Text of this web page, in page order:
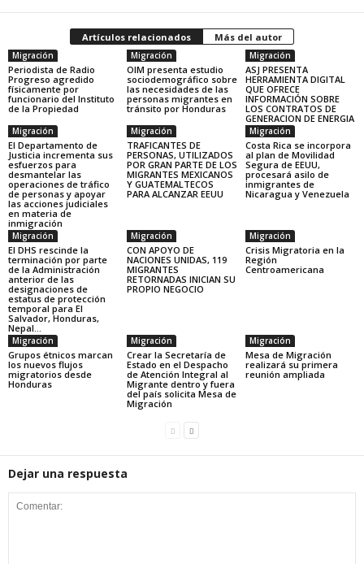
Artículos relacionados Más del autor
Migración
Periodista de Radio
Progreso agredido
físicamente por
funcionario del Instituto
de la Propiedad
Migración
OIM presenta estudio
sociodemográfico sobre
las necesidades de las
personas migrantes en
tránsito por Honduras
Migración
ASJ PRESENTA
HERRAMIENTA DIGITAL
QUE OFRECE
INFORMACIÓN SOBRE
LOS CONTRATOS DE
GENERACION DE ENERGIA
Migración
El Departamento de
Justicia incrementa sus
esfuerzos para
desmantelar las
operaciones de tráfico
de personas y apoyar
las acciones judiciales
en materia de
inmigración
Migración
TRAFICANTES DE
PERSONAS, UTILIZADOS
POR GRAN PARTE DE LOS
MIGRANTES MEXICANOS
Y GUATEMALTECOS
PARA ALCANZAR EEUU
Migración
Costa Rica se incorpora
al plan de Movilidad
Segura de EEUU,
procesará asilo de
inmigrantes de
Nicaragua y Venezuela
Migración
El DHS rescinde la
terminación por parte
de la Administración
anterior de las
designaciones de
estatus de protección
temporal para El
Salvador, Honduras,
Nepal...
Migración
CON APOYO DE
NACIONES UNIDAS, 119
MIGRANTES
RETORNADAS INICIAN SU
PROPIO NEGOCIO
Migración
Crisis Migratoria en la
Región
Centroamericana
Migración
Grupos étnicos marcan
los nuevos flujos
migratorios desde
Honduras
Migración
Crear la Secretaría de
Estado en el Despacho
de Atención Integral al
Migrante dentro y fuera
del país solicita Mesa de
Migración
Migración
Mesa de Migración
realizará su primera
reunión ampliada
Dejar una respuesta